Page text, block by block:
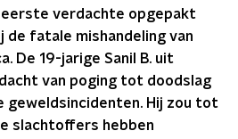
verdachte opgepakt
de fatale mishandeling van
De 19-jarige Sanil B. uit
van poging tot doodslag
geweldsincidenten. Hij zou tot
slachtoffers hebben